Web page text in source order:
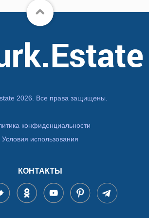
2026. Все права защищены.
конфиденциальности
Условия использования
КОНТАКТЫ